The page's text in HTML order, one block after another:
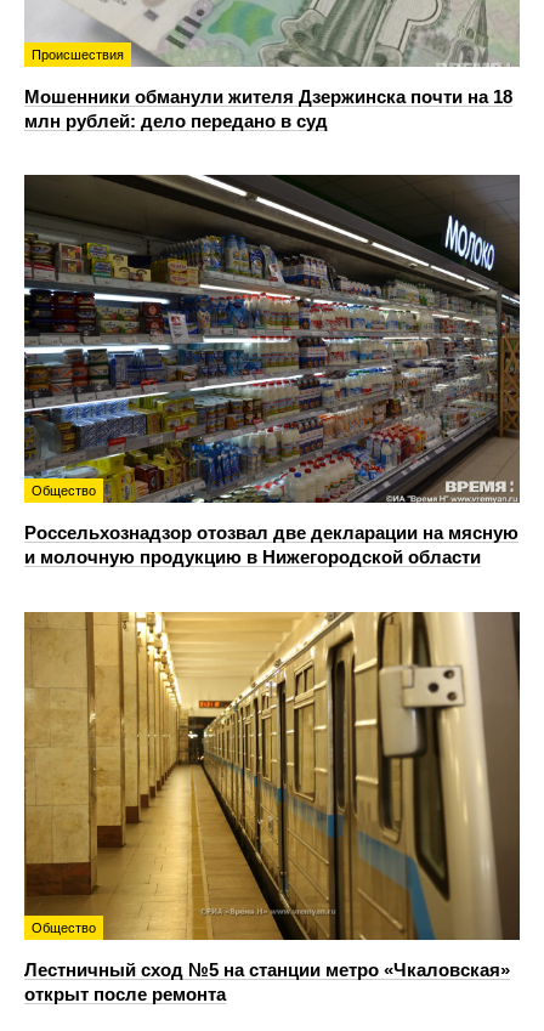
Происшествия
Мошенники обманули жителя Дзержинска почти на 18
млн рублей: дело передано в суд
Общество
Россельхознадзор отозвал две декларации на мясную
и молочную продукцию в Нижегородской области
Общество
Лестничный сход №5 на станции метро «Чкаловская»
открыт после ремонта